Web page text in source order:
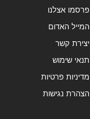
פרסמו אצלנו
המייל האדום
יצירת קשר
תנאי שימוש
מדיניות פרטיות
הצהרת נגישות